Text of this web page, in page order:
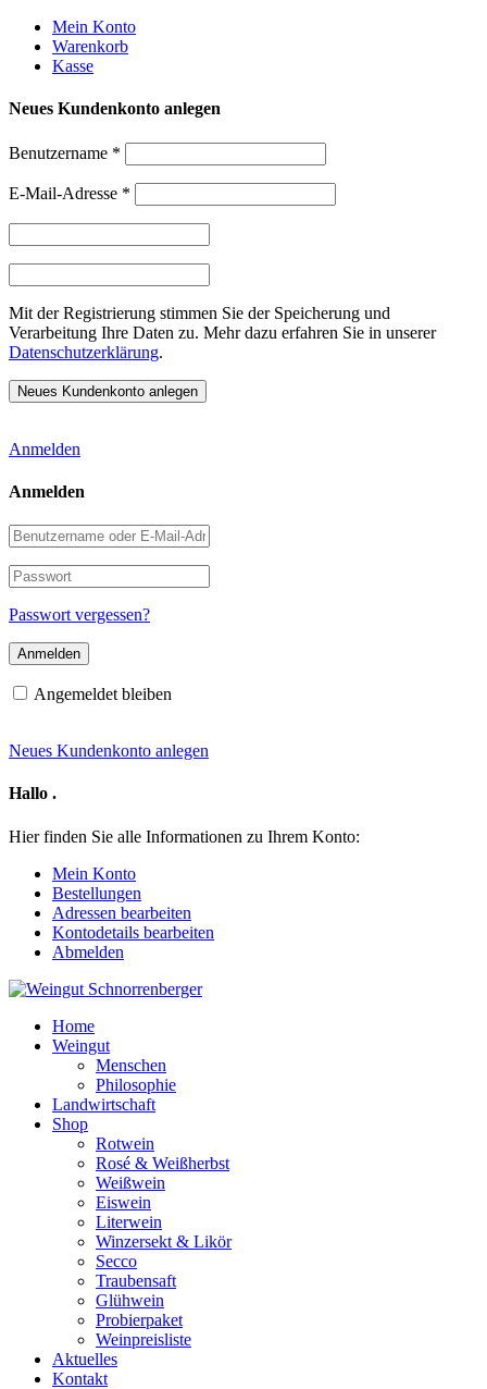
Weiter
zum
Inhalt
Mein Konto
Warenkorb
Kasse
Neues Kundenkonto anlegen
Benutzername *
E-Mail-Adresse *
Mit der Registrierung stimmen Sie der Speicherung und
Verarbeitung Ihre Daten zu. Mehr dazu erfahren Sie in unserer
Datenschutzerklärung.
Anmelden
Anmelden
Benutzername
oder
E-
Mail-
Adresse
Passwort
Passwort vergessen?
Angemeldet bleiben
Neues Kundenkonto anlegen
Hallo .
Hier finden Sie alle Informationen zu Ihrem Konto:
Mein Konto
Bestellungen
Adressen bearbeiten
Kontodetails bearbeiten
Abmelden
Home
Weingut
Menschen
Philosophie
Landwirtschaft
Shop
Rotwein
Rosé & Weißherbst
Weißwein
Eiswein
Literwein
Winzersekt & Likör
Secco
Traubensaft
Glühwein
Probierpaket
Weinpreisliste
Aktuelles
Kontakt